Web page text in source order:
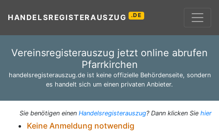
HANDELSREGISTERAUSZUG .DE
Vereinsregisterauszug jetzt online abrufen
Pfarrkirchen
handelsregisterauszug.de ist keine offizielle Behördenseite, sondern
es handelt sich um einen privaten Anbieter.
Sie benötigen einen Handelsregisterauszug? Dann klicken Sie hier
Keine Anmeldung notwendig